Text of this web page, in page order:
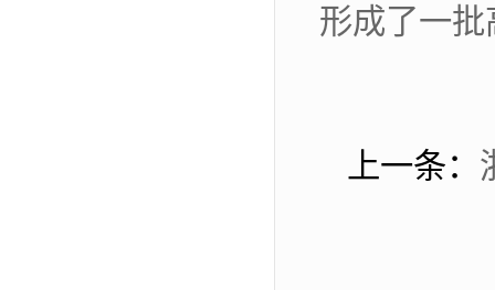
形成了一
上一条：